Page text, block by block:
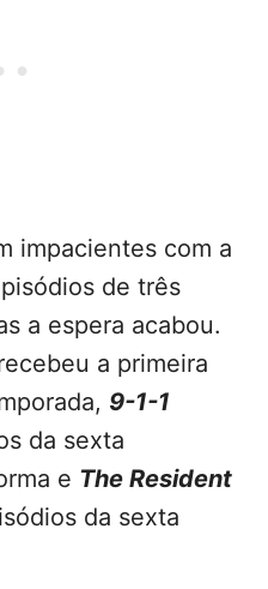
impacientes com a
de três
a espera acabou.
a primeira
9-1-1
da sexta
e The Resident
da sexta